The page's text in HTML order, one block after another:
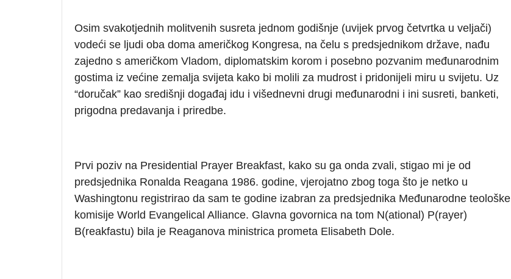
Osim svakotjednih molitvenih susreta jednom godišnje (uvijek prvog četvrtka u veljači)
vodeći se ljudi oba doma američkog Kongresa, na čelu s predsjednikom države, nađu
zajedno s američkom Vladom, diplomatskim korom i posebno pozvanim međunarodnim
gostima iz većine zemalja svijeta kako bi molili za mudrost i pridonijeli miru u svijetu. Uz
“doručak” kao središnji događaj idu i višednevni drugi međunarodni i ini susreti, banketi,
prigodna predavanja i priredbe.
Prvi poziv na Presidential Prayer Breakfast, kako su ga onda zvali, stigao mi je od
predsjednika Ronalda Reagana 1986. godine, vjerojatno zbog toga što je netko u
Washingtonu registrirao da sam te godine izabran za predsjednika Međunarodne teološke
komisije World Evangelical Alliance. Glavna govornica na tom N(ational) P(rayer)
B(reakfastu) bila je Reaganova ministrica prometa Elisabeth Dole.